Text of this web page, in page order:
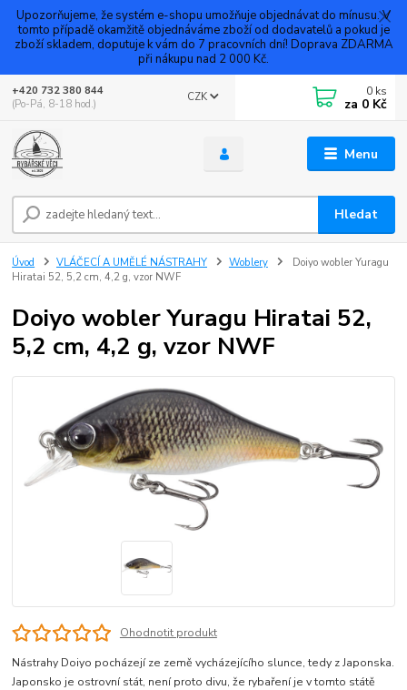
Upozorňujeme, že systém e-shopu umožňuje objednávat do mínusu. V
tomto případě okamžitě objednáváme zboží od dodavatelů a pokud je
zboží skladem, doputuje k vám do 7 pracovních dní! Doprava ZDARMA
při nákupu nad 2 000 Kč.
Menu
CZK
Hledat
+420 732 380 844
(Po-Pá, 8-18 hod.)
0 ks
za 0 Kč
Úvod VLÁČECÍ A UMĚLÉ NÁSTRAHY Woblery
Doiyo wobler Yuragu
Hiratai 52, 5,2 cm, 4,2 g, vzor NWF
Doiyo wobler Yuragu Hiratai 52,
5,2 cm, 4,2 g, vzor NWF
Ohodnotit produkt
Nástrahy Doiyo pocházejí ze země vycházejícího slunce, tedy z Japonska.
Japonsko je ostrovní stát, není proto divu, že rybaření je v tomto státě